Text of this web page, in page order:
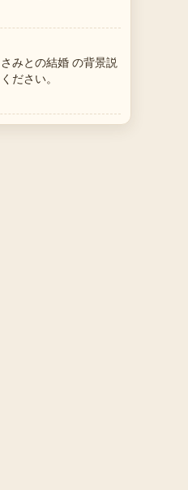
みとの結婚 の背景説
ださい。